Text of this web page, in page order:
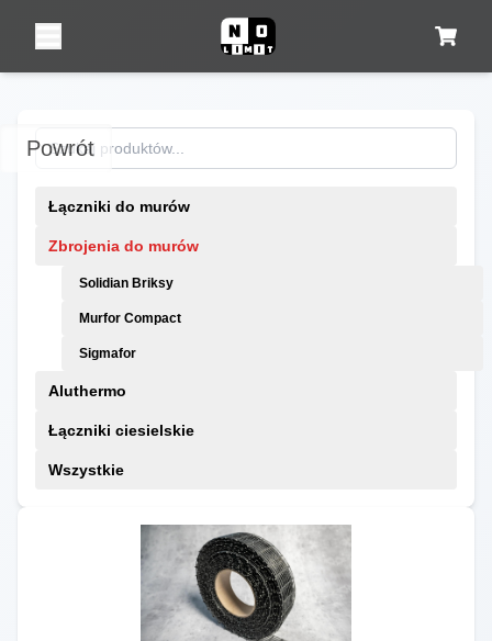
Powrót
Łączniki do murów
Zbrojenia do murów
Solidian Briksy
Murfor Compact
Sigmafor
Aluthermo
Łączniki ciesielskie
Wszystkie